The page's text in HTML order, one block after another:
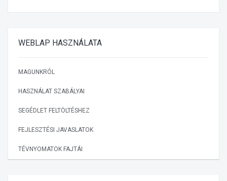
WEBLAP HASZNÁLATA
MAGUNKRÓL
HASZNÁLAT SZABÁLYAI
SEGÉDLET FELTÖLTÉSHEZ
FEJLESZTÉSI JAVASLATOK
TÉVNYOMATOK FAJTÁI